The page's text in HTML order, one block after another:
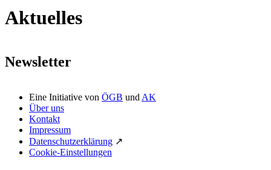
Aktuelles
Newsletter
Eine Initiative von ÖGB und AK
Über uns
Kontakt
Impressum
Datenschutzerklärung ↗
Cookie-Einstellungen